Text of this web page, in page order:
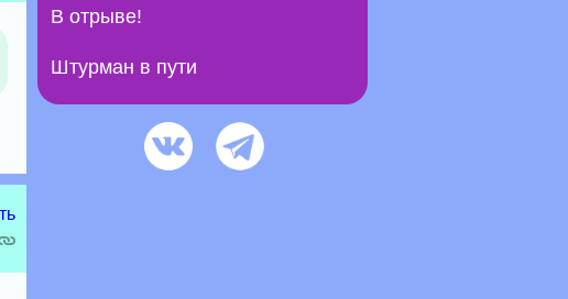
В отрыве!
Штурман в пути